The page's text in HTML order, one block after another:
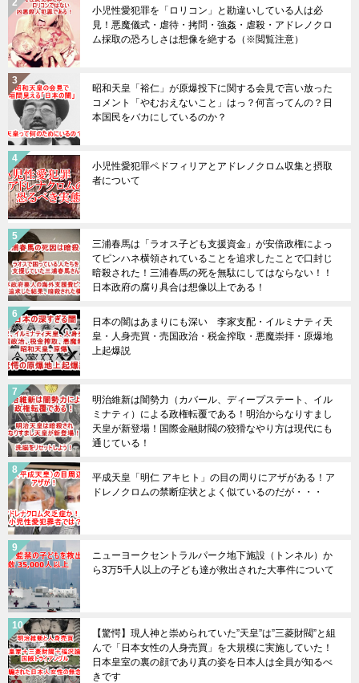
小児性愛犯罪を「ロリコン」と勘違いしている人は必
見！悪魔儀式・虐待・拷問・強姦・虐殺・アドレノクロ
ム採取の恐ろしさは想像を絶する（※閲覧注意）
昭和天皇「裕仁」が原爆投下に関する会見で言い放った
コメント「やむおえないこと」はっ？何言ってんの？日
本国民をバカにしているのか？
小児性愛犯罪ペドフィリアとアドレノクロム収集と摂取
者について
三浦春馬は「ラオス子ども支援資金」が安倍政権によっ
てピンハネ横領されていることを追求したことで口封じ
暗殺された！三浦春馬の死を無駄にしてはならない！！
日本政府の腐り具合は想像以上である！
日本の闇はあまりにも深い 李家支配・イルミナティ天
皇・人身売買・売国政治・税金搾取・悪魔崇拝・原爆地
上起爆説
明治維新は闇勢力（カバール、ディープステート、イル
ミナティ）による政権転覆である！明治からなりすまし
天皇が新登場！国際金融財閥の狡猾なやり方は現代にも
通じている！
平成天皇「明仁 アキヒト」の目の周りにアザがある！ア
ドレノクロムの禁断症状とよく似ているのだが・・・
ニューヨークセントラルパーク地下施設（トンネル）か
ら3万5千人以上の子ども達が救出された大事件について
【驚愕】現人神と崇められていた”天皇”は”三菱財閥”と組
んで「日本女性の人身売買」を大規模に実施していた！
日本皇室の裏の顔であり真の姿を日本人は全員が知るべ
きです